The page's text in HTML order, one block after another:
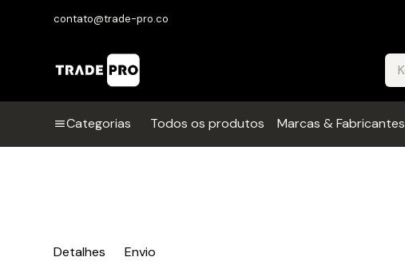
contato@trade-pro.co
Categorias Todos os produtos Marcas & Fabricantes
Detalhes Envio